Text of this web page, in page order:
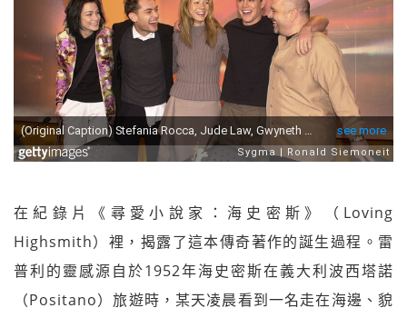
在紀錄片《尋愛小說家：海史密斯》（Loving
Highsmith）裡，揭露了這本傳奇著作的誕生過程。雷
普利的靈感源自於1952年海史密斯在義大利波西塔諾
（Positano）旅遊時，某天凌晨看到一名走在海邊、貌